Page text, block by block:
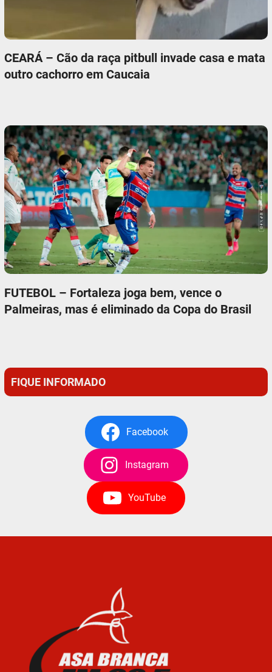
CEARÁ – Cão da raça pitbull invade casa e mata
outro cachorro em Caucaia
FUTEBOL – Fortaleza joga bem, vence o
Palmeiras, mas é eliminado da Copa do Brasil
FIQUE INFORMADO
Facebook
Instagram
YouTube